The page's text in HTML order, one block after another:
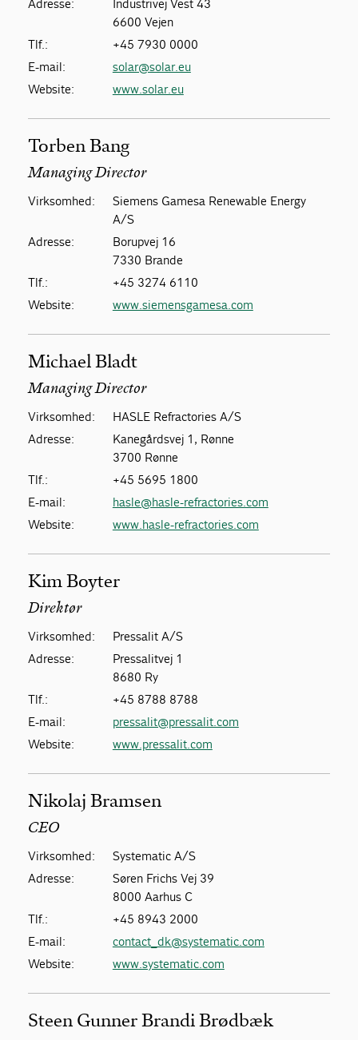
Adresse:
Industrivej Vest 43
6600 Vejen
Tlf.:
+45 7930 0000
E-mail:
solar@solar.eu
Website:
www.solar.eu
Torben Bang
Managing Director
Virksomhed:
Siemens Gamesa Renewable Energy
A/S
Adresse:
Borupvej 16
7330 Brande
Tlf.:
+45 3274 6110
Website:
www.siemensgamesa.com
Michael Bladt
Managing Director
Virksomhed:
HASLE Refractories A/S
Adresse:
Kanegårdsvej 1, Rønne
3700 Rønne
Tlf.:
+45 5695 1800
E-mail:
hasle@hasle-refractories.com
Website:
www.hasle-refractories.com
Kim Boyter
Direktør
Virksomhed:
Pressalit A/S
Adresse:
Pressalitvej 1
8680 Ry
Tlf.:
+45 8788 8788
E-mail:
pressalit@pressalit.com
Website:
www.pressalit.com
Nikolaj Bramsen
CEO
Virksomhed:
Systematic A/S
Adresse:
Søren Frichs Vej 39
8000 Aarhus C
Tlf.:
+45 8943 2000
E-mail:
contact_dk@systematic.com
Website:
www.systematic.com
Steen Gunner Brandi Brødbæk